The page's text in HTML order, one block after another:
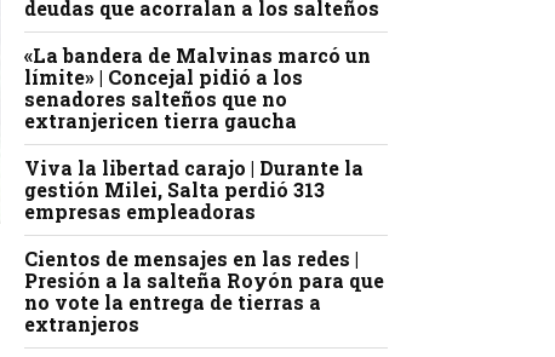
deudas que acorralan a los salteños
«La bandera de Malvinas marcó un
límite» | Concejal pidió a los
senadores salteños que no
extranjericen tierra gaucha
Viva la libertad carajo | Durante la
gestión Milei, Salta perdió 313
empresas empleadoras
Cientos de mensajes en las redes |
Presión a la salteña Royón para que
no vote la entrega de tierras a
extranjeros